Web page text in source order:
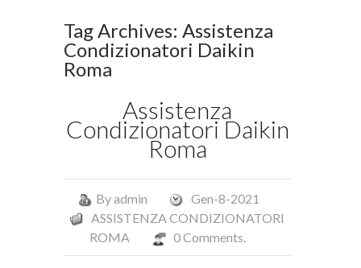
Tag Archives: Assistenza
Condizionatori Daikin
Roma
Assistenza
Condizionatori Daikin
Roma
Byadmin
Gen-8-2021
ASSISTENZA CONDIZIONATORI
ROMA
0 Comments.